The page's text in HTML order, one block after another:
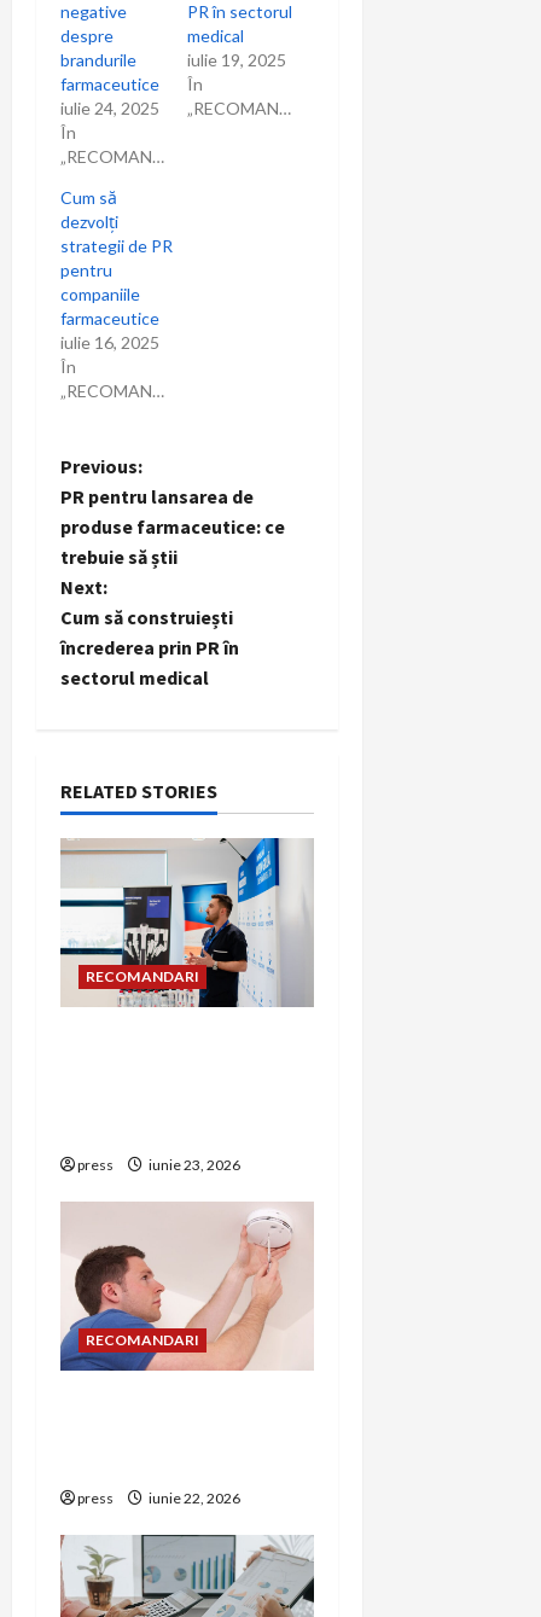
negative
despre
brandurile
farmaceutice
iulie 24, 2025
În
„RECOMANDARI”
PR în sectorul
medical
iulie 19, 2025
În
„RECOMANDARI”
Cum să
dezvolți
strategii de PR
pentru
companiile
farmaceutice
iulie 16, 2025
În
„RECOMANDARI”
P
o
s
t
n
v
i
g
a
Previous:
PR pentru lansarea de
produse farmaceutice: ce
trebuie să știi
Next:
Cum să construiești
încrederea prin PR în
sectorul medical
RELATED STORIES
RECOMANDARI
press iunie 23, 2026
RECOMANDARI
press iunie 22, 2026